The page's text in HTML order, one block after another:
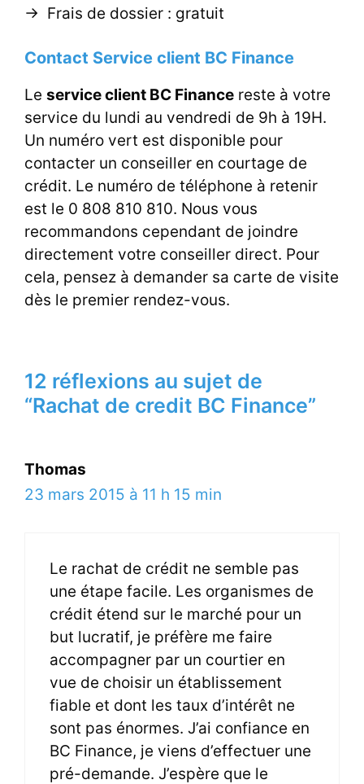
-> Frais de dossier : gratuit
Contact Service client BC Finance
Le service client BC Finance reste à votre
service du lundi au vendredi de 9h à 19H.
Un numéro vert est disponible pour
contacter un conseiller en courtage de
crédit. Le numéro de téléphone à retenir
est le 0 808 810 810. Nous vous
recommandons cependant de joindre
directement votre conseiller direct. Pour
cela, pensez à demander sa carte de visite
dès le premier rendez-vous.
12 réflexions au sujet de
“Rachat de credit BC Finance”
Thomas
23 mars 2015 à 11 h 15 min
Le rachat de crédit ne semble pas
une étape facile. Les organismes de
crédit étend sur le marché pour un
but lucratif, je préfère me faire
accompagner par un courtier en
vue de choisir un établissement
fiable et dont les taux d’intérêt ne
sont pas énormes. J’ai confiance en
BC Finance, je viens d’effectuer une
pré-demande. J’espère que le